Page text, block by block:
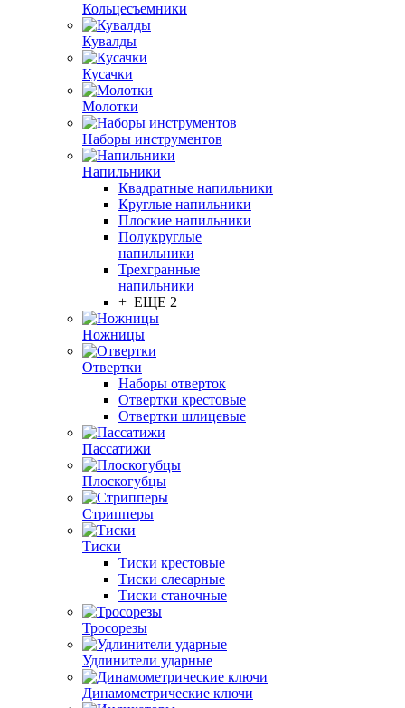
Кольцесъемники
Кувалды
Кусачки
Молотки
Наборы инструментов
Напильники
Квадратные напильники
Круглые напильники
Плоские напильники
Полукруглые
напильники
Трехгранные
напильники
+ ЕЩЕ 2
Ножницы
Отвертки
Наборы отверток
Отвертки крестовые
Отвертки шлицевые
Пассатижи
Плоскогубцы
Стрипперы
Тиски
Тиски крестовые
Тиски слесарные
Тиски станочные
Тросорезы
Удлинители ударные
Динамометрические ключи